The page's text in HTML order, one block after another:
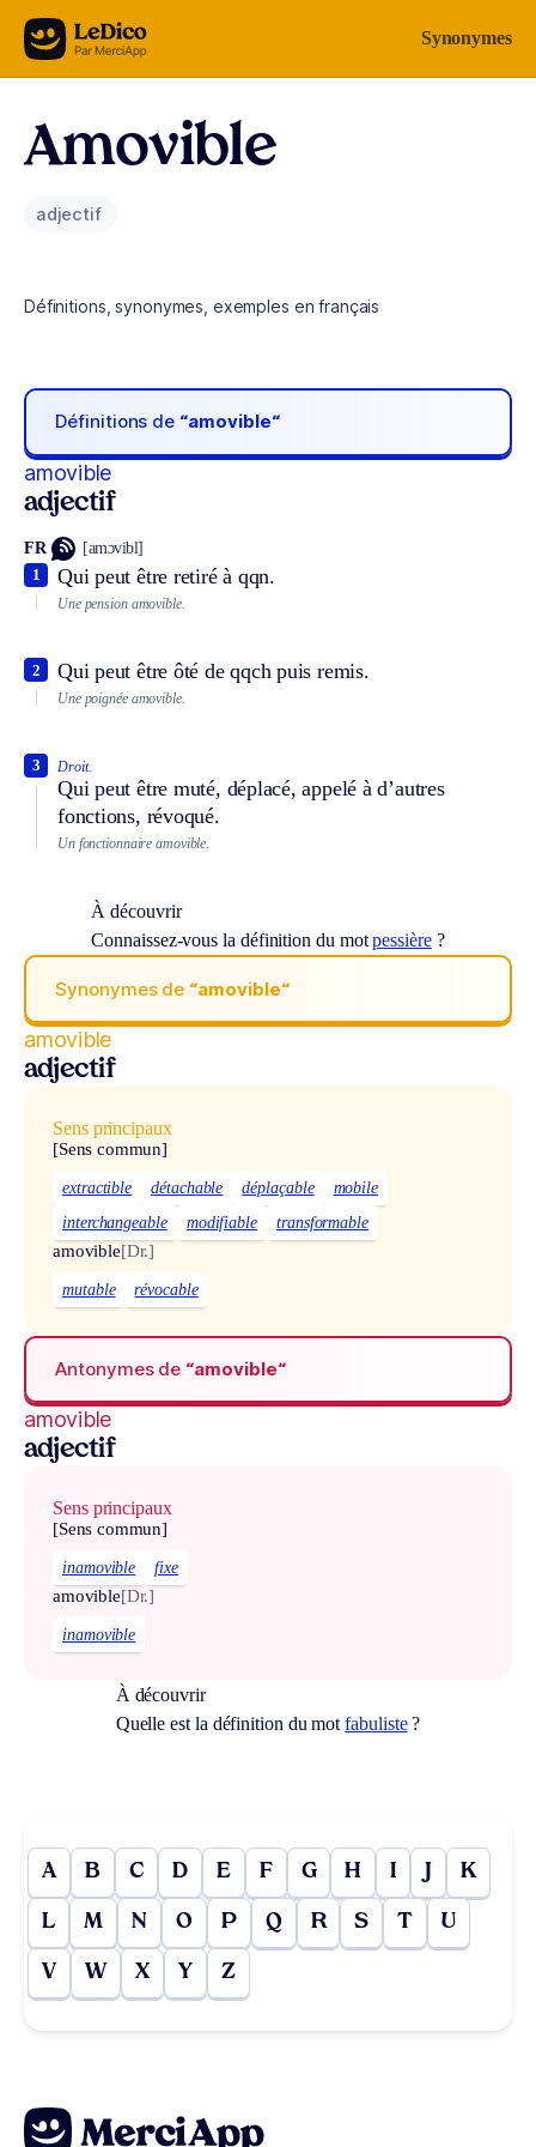
Aller au contenu Synonymes
Amovible
adjectif
Définitions, synonymes, exemples en français
Définitions de “amovible“
amovible
adjectif
FR [amɔvibl]
Qui peut être retiré à qqn.
1
Une pension amovible.
Qui peut être ôté de qqch puis remis.
2
Une poignée amovible.
Droit.
Qui peut être muté, déplacé, appelé à d’autres
fonctions, révoqué.
3
Un fonctionnaire amovible.
À découvrir
Connaissez-vous la définition du motpessière?
Synonymes de “amovible“
amovible
adjectif
Sens principaux
[Sens commun]
extractible détachable déplaçable
mobile
interchangeable
modifiable transformable
amovible[Dr.]
mutable révocable
Antonymes de “amovible“
amovible
adjectif
Sens principaux
[Sens commun]
inamovible fixe
amovible[Dr.]
inamovible
À découvrir
Quelle est la définition du motfabuliste?
A B C D E F G H I J K
L M N O P Q R S T U
V W X Y Z